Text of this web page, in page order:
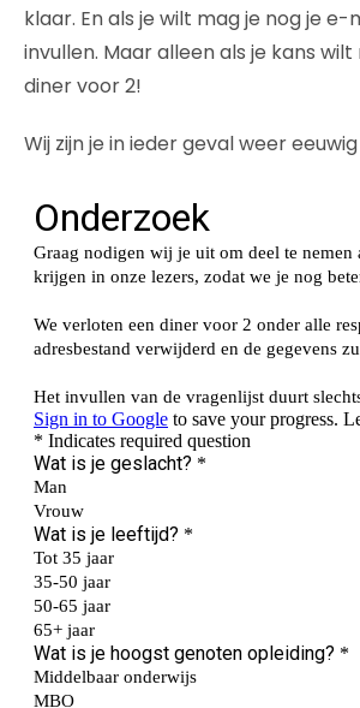
klaar. En als je wilt mag je nog je e-
invullen. Maar alleen als je kans
diner voor 2!
Wij zijn je in ieder geval weer